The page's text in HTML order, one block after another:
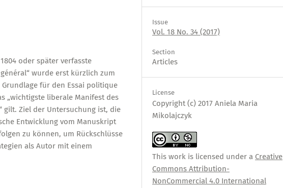
oder später verfasste
wurde erst kürzlich zum
für den Essai politique
„wichtigste liberale Manifest des
gilt. Ziel der Untersuchung ist, die
Entwicklung vom Manuskript
zu können, um Rückschlüsse
als Autor mit einem
Issue
Vol. 18 No. 34 (2017)
Section
Articles
License
Copyright (c) 2017 Aniela Maria
Mikolajczyk
This work is licensed under a Creative
Commons Attribution-
NonCommercial 4.0 International